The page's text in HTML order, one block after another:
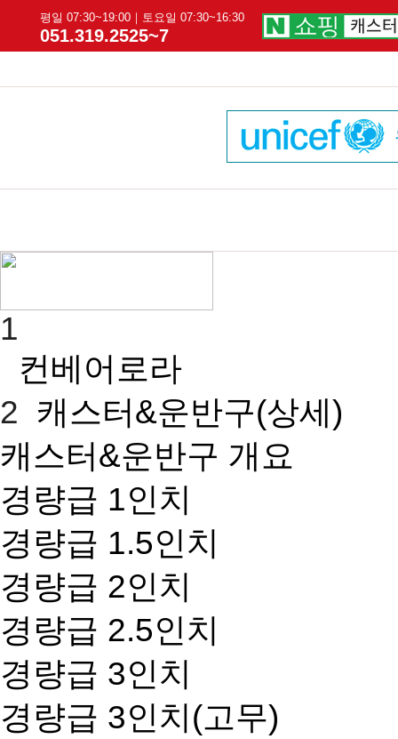
평일 07:30~19:00｜토요일 07:30~16:30
051.319.2525~7
1
컨베어로라
2 캐스터&운반구(상세)
캐스터&운반구 개요
경량급 1인치
경량급 1.5인치
경량급 2인치
경량급 2.5인치
경량급 3인치
경량급 3인치(고무)